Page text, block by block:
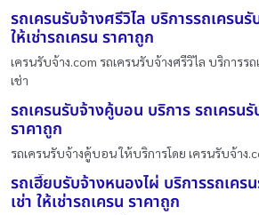
รถเครนรับจ้างศรีวิไล บริการรถเครนรั
ให้เช่ารถเครน ราคาถูก
เครนรับจ้าง.com รถเครนรับจ้างศรีวิไล บริการร
เช่า
รถเครนรับจ้างคู้บอน บริการ รถเครน
ราคาถูก
รถเครนรับจ้างคู้บอน ให้บริการโดย เครนรับจ้าง
รถเฮี๊ยบรับจ้างหนองไผ่ บริการรถเคร
เช่า ให้เช่ารถเครน ราคาถูก